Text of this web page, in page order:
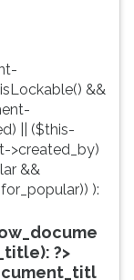
&&
|| ($this-
>created_by)
&&
):
?>